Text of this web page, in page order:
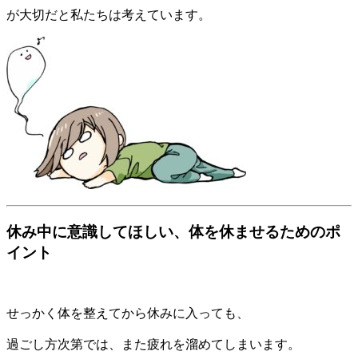
が大切だと私たちは考えています。
休み中に意識してほしい、体を休ませるためのポ
イント
せっかく体を整えてから休みに入っても、
過ごし方次第では、また疲れを溜めてしまいます。